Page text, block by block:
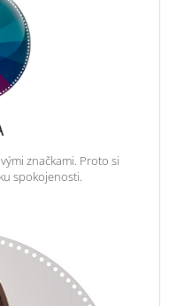
značkami. Proto si
spokojenosti.